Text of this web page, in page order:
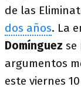
de las
dos años. La
Domínguez se
argumentos
este viernes